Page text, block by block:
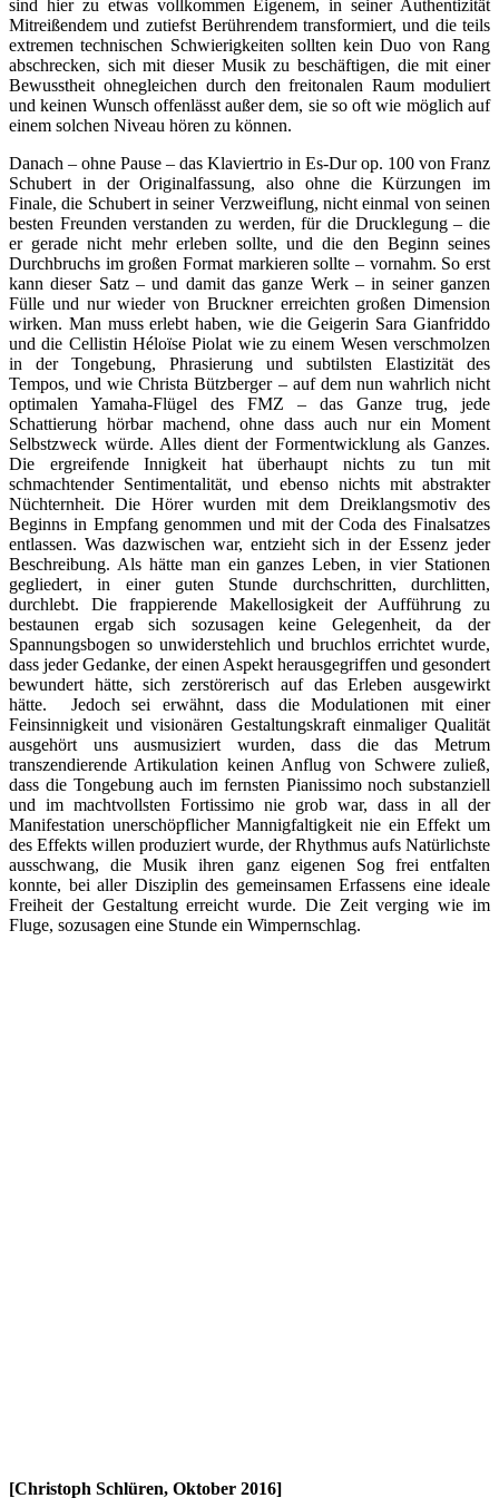
sind hier zu etwas vollkommen Eigenem, in seiner Authentizität
Mitreißendem und zutiefst Berührendem transformiert, und die teils
extremen technischen Schwierigkeiten sollten kein Duo von Rang
abschrecken, sich mit dieser Musik zu beschäftigen, die mit einer
Bewusstheit ohnegleichen durch den freitonalen Raum moduliert
und keinen Wunsch offenlässt außer dem, sie so oft wie möglich auf
einem solchen Niveau hören zu können.
Danach – ohne Pause – das Klaviertrio in Es-Dur op. 100 von Franz
Schubert in der Originalfassung, also ohne die Kürzungen im
Finale, die Schubert in seiner Verzweiflung, nicht einmal von seinen
besten Freunden verstanden zu werden, für die Drucklegung – die
er gerade nicht mehr erleben sollte, und die den Beginn seines
Durchbruchs im großen Format markieren sollte – vornahm. So erst
kann dieser Satz – und damit das ganze Werk – in seiner ganzen
Fülle und nur wieder von Bruckner erreichten großen Dimension
wirken. Man muss erlebt haben, wie die Geigerin Sara Gianfriddo
und die Cellistin Héloïse Piolat wie zu einem Wesen verschmolzen
in der Tongebung, Phrasierung und subtilsten Elastizität des
Tempos, und wie Christa Bützberger – auf dem nun wahrlich nicht
optimalen Yamaha-Flügel des FMZ – das Ganze trug, jede
Schattierung hörbar machend, ohne dass auch nur ein Moment
Selbstzweck würde. Alles dient der Formentwicklung als Ganzes.
Die ergreifende Innigkeit hat überhaupt nichts zu tun mit
schmachtender Sentimentalität, und ebenso nichts mit abstrakter
Nüchternheit. Die Hörer wurden mit dem Dreiklangsmotiv des
Beginns in Empfang genommen und mit der Coda des Finalsatzes
entlassen. Was dazwischen war, entzieht sich in der Essenz jeder
Beschreibung. Als hätte man ein ganzes Leben, in vier Stationen
gegliedert, in einer guten Stunde durchschritten, durchlitten,
durchlebt. Die frappierende Makellosigkeit der Aufführung zu
bestaunen ergab sich sozusagen keine Gelegenheit, da der
Spannungsbogen so unwiderstehlich und bruchlos errichtet wurde,
dass jeder Gedanke, der einen Aspekt herausgegriffen und gesondert
bewundert hätte, sich zerstörerisch auf das Erleben ausgewirkt
hätte. Jedoch sei erwähnt, dass die Modulationen mit einer
Feinsinnigkeit und visionären Gestaltungskraft einmaliger Qualität
ausgehört uns ausmusiziert wurden, dass die das Metrum
transzendierende Artikulation keinen Anflug von Schwere zuließ,
dass die Tongebung auch im fernsten Pianissimo noch substanziell
und im machtvollsten Fortissimo nie grob war, dass in all der
Manifestation unerschöpflicher Mannigfaltigkeit nie ein Effekt um
des Effekts willen produziert wurde, der Rhythmus aufs Natürlichste
ausschwang, die Musik ihren ganz eigenen Sog frei entfalten
konnte, bei aller Disziplin des gemeinsamen Erfassens eine ideale
Freiheit der Gestaltung erreicht wurde. Die Zeit verging wie im
Fluge, sozusagen eine Stunde ein Wimpernschlag.
[Christoph Schlüren, Oktober 2016]